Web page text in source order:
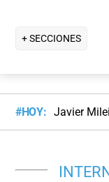
+ SECCIONES
#HOY: Javier Milei